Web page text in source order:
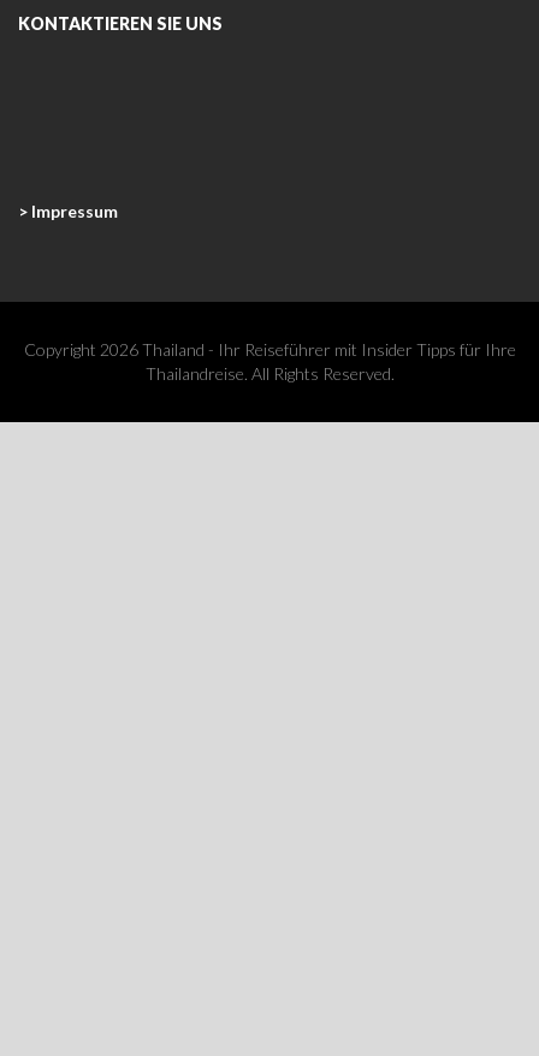
KONTAKTIEREN SIE UNS
> Impressum
Copyright 2026 Thailand - Ihr Reiseführer mit Insider Tipps für Ihre
Thailandreise. All Rights Reserved.